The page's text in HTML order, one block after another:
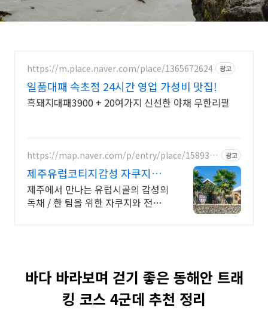
https://m.place.naver.com/place/1365672624 광고
일품대패 속초점 24시간 영업 가성비 맛집!
흑돼지대패3900 + 20여가지 신선한 야채 무한리필
https://map.naver.com/p/entry/place/1589368
광고
제주유럽코티지감성 자쿠지독
채 프라이빗 제주여행, 유럽감성
제주에서 만나는 유럽시골의 감성의
독채 / 한 팀을 위한 자쿠지와 전용
바다 바라보며 걷기 좋은 동해안 트래
킹 코스 4군데 추천 정리